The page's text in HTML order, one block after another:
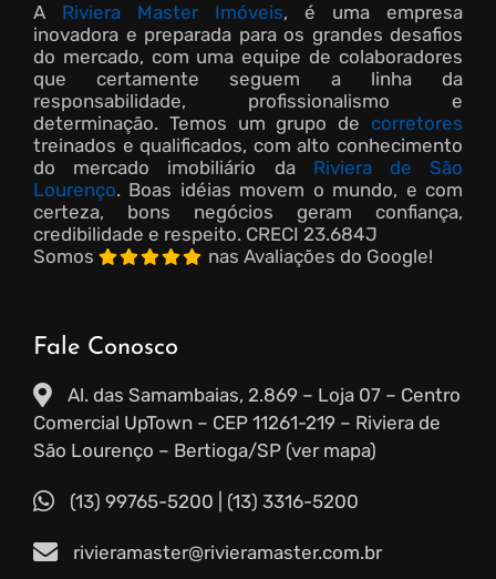
A Riviera Master Imóveis, é uma empresa
inovadora e preparada para os grandes desafios
do mercado, com uma equipe de colaboradores
que certamente seguem a linha da
responsabilidade, profissionalismo e
determinação. Temos um grupo de corretores
treinados e qualificados, com alto conhecimento
do mercado imobiliário da Riviera de São
Lourenço. Boas idéias movem o mundo, e com
certeza, bons negócios geram confiança,
credibilidade e respeito. CRECI 23.684J
Somos
nas Avaliações do Google!
Fale Conosco
Al. das Samambaias, 2.869 – Loja 07 – Centro
Comercial UpTown – CEP 11261-219 – Riviera de
São Lourenço – Bertioga/SP (ver mapa)
(13) 99765-5200 (13) 3316-5200
rivieramaster@rivieramaster.com.br